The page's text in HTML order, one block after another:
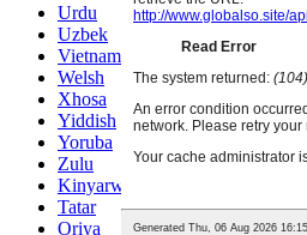
Urdu
Uzbek
Vietnamese
Welsh
Xhosa
Yiddish
Yoruba
Zulu
Kinyarwanda
Tatar
Oriya